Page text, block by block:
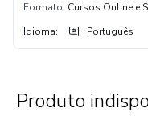
Formato: Cursos Online e
Idioma: Português
Produto